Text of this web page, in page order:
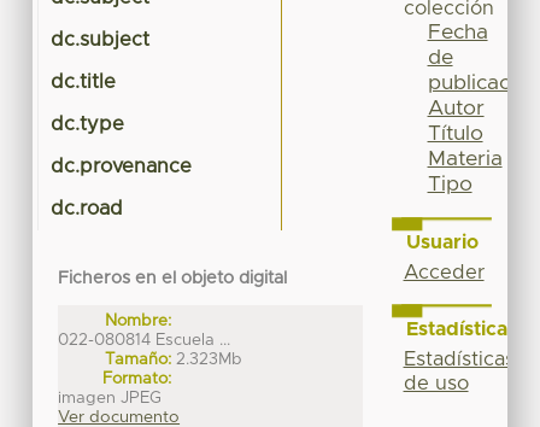
dc.subject
dc.title
dc.type
dc.provenance
dc.road
Ficheros en el objeto digital
Nombre:
022-080814 Escuela ...
Tamaño: 2.323Mb
Formato:
imagen JPEG
Ver documento
colección
Fecha
de
publicación
Autor
Título
Materia
Tipo
Usuario
Acceder
Estadísticas
Estadísticas
de uso